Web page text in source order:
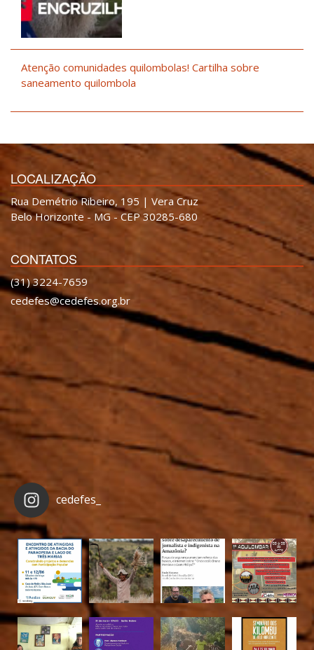
Atenção comunidades quilombolas! Cartilha sobre
saneamento quilombola
LOCALIZAÇÃO
Rua Demétrio Ribeiro, 195 | Vera Cruz
Belo Horizonte - MG - CEP 30285-680
CONTATOS
(31) 3224-7659
cedefes@cedefes.org.br
cedefes_